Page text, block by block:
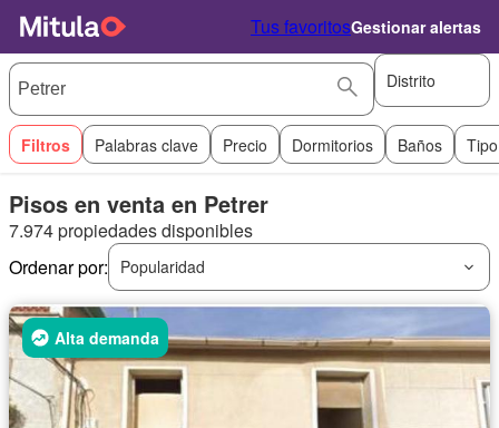
Tus favoritosGestionar alertas
Distrito
Filtros Palabras clave Precio Dormitorios Baños
Pisos en venta en Petrer
7.974 propiedades disponibles
Ordenar por:
Popularidad
Alta demanda